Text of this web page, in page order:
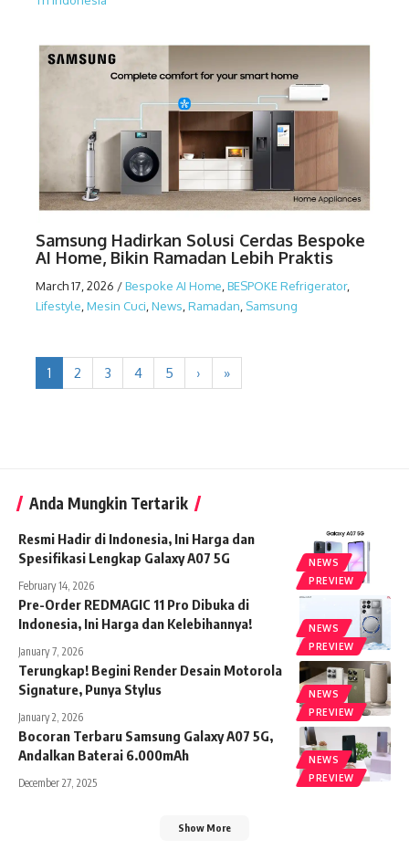
Samsung Hadirkan Solusi Cerdas Bespoke
AI Home, Bikin Ramadan Lebih Praktis
March 17, 2026 /Bespoke AI Home BESPOKE Refrigerator,
Lifestyle Mesin Cuci News Ramadan Samsung
1 2 3 4 5 › »
Anda Mungkin Tertarik
NEWS
PREVIEW
Resmi Hadir di Indonesia, Ini Harga dan
Spesifikasi Lengkap Galaxy A07 5G
February 14, 2026
NEWS
PREVIEW
Pre-Order REDMAGIC 11 Pro Dibuka di
Indonesia, Ini Harga dan Kelebihannya!
January 7, 2026
NEWS
PREVIEW
Terungkap! Begini Render Desain Motorola
Signature, Punya Stylus
January 2, 2026
NEWS
PREVIEW
Bocoran Terbaru Samsung Galaxy A07 5G,
Andalkan Baterai 6.000mAh
December 27, 2025
Show More